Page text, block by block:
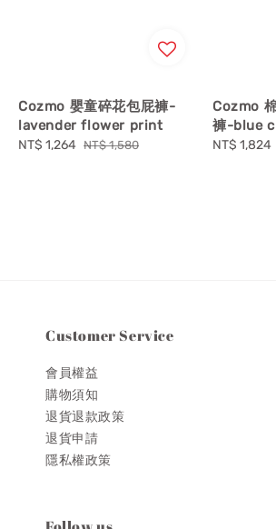
Cozmo 嬰童碎花包屁褲-
lavender flower print
Sale
NT$ 1,264 Regular
NT$ 1,580
Cozmo
褲-blue
Sale
NT$ 1,824
Customer Service
會員權益
購物須知
退貨退款政策
退貨申請
隱私權政策